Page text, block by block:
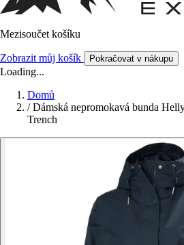
Mezisoučet košíku
Zobrazit můj košík Pokračovat v nákupu
Loading...
Domů
/ Dámská nepromokavá bunda
Trench